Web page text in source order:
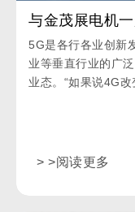
与金茂展电机
5G是各行各业创新
业等垂直行业的广
业态。“如果说4G
> >阅读更多